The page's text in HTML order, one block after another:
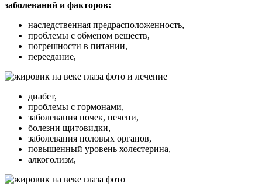
заболеваний и факторов:
наследственная предрасположенность,
проблемы с обменом веществ,
погрешности в питании,
переедание,
диабет,
проблемы с гормонами,
заболевания почек, печени,
болезни щитовидки,
заболевания половых органов,
повышенный уровень холестерина,
алкоголизм,